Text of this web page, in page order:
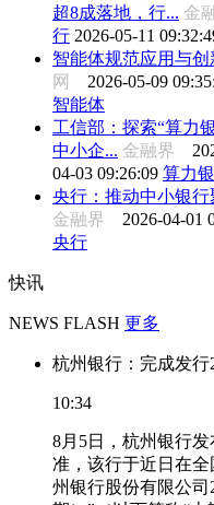
超8成落地，行... 金
行 2026-05-11
智能体规范应用与
网 2026-05-09
智能体
工信部：探索“算力
中小企... 金融界
04-03 09:26:09 算力
央行：推动中小银
金融界 2026-04-01
央行
快讯
NEWS FLASH 更多
杭州银行：完成发行
10:34
8月5日，杭州银行
准，该行于近日在
州银行股份有限公司